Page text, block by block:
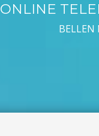
ONLINE